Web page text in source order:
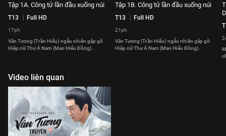
Tập 1A. Công tử lần đầu xuống núi
T13 Full HD
17ph
Vân Tương (Trần Hiểu) ngẫu nhiên gặp gỡ
Hiệp nữ Thư Á Nam (Mao Hiểu Đồng).
Tập 1B. Công tử lần đầu xuống núi
T13 Full HD
21ph
Vân Tương (Trần Hiểu) ngẫu nhiên gặp gỡ
Hiệp nữ Thư Á Nam (Mao Hiểu Đồng).
Video liên quan